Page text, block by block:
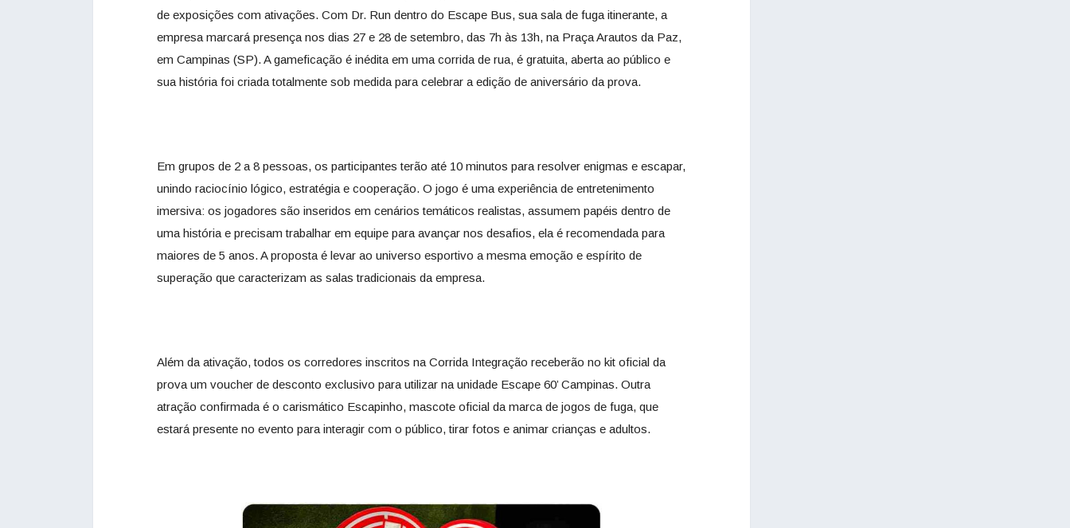
de exposições com ativações. Com Dr. Run dentro do Escape Bus, sua sala de fuga itinerante, a
empresa marcará presença nos dias 27 e 28 de setembro, das 7h às 13h, na Praça Arautos da Paz,
em Campinas (SP). A gameficação é inédita em uma corrida de rua, é gratuita, aberta ao público e
sua história foi criada totalmente sob medida para celebrar a edição de aniversário da prova.
Em grupos de 2 a 8 pessoas, os participantes terão até 10 minutos para resolver enigmas e escapar,
unindo raciocínio lógico, estratégia e cooperação. O jogo é uma experiência de entretenimento
imersiva: os jogadores são inseridos em cenários temáticos realistas, assumem papéis dentro de
uma história e precisam trabalhar em equipe para avançar nos desafios, ela é recomendada para
maiores de 5 anos. A proposta é levar ao universo esportivo a mesma emoção e espírito de
superação que caracterizam as salas tradicionais da empresa.
Além da ativação, todos os corredores inscritos na Corrida Integração receberão no kit oficial da
prova um voucher de desconto exclusivo para utilizar na unidade Escape 60’ Campinas. Outra
atração confirmada é o carismático Escapinho, mascote oficial da marca de jogos de fuga, que
estará presente no evento para interagir com o público, tirar fotos e animar crianças e adultos.